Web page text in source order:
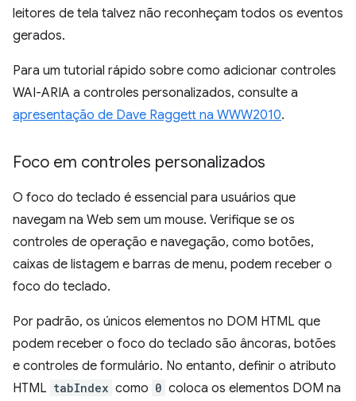
leitores de tela talvez não reconheçam todos os eventos
gerados.
Para um tutorial rápido sobre como adicionar controles
WAI-ARIA a controles personalizados, consulte a
apresentação de Dave Raggett na WWW2010.
Foco em controles personalizados
O foco do teclado é essencial para usuários que
navegam na Web sem um mouse. Verifique se os
controles de operação e navegação, como botões,
caixas de listagem e barras de menu, podem receber o
foco do teclado.
Por padrão, os únicos elementos no DOM HTML que
podem receber o foco do teclado são âncoras, botões
e controles de formulário. No entanto, definir o atributo
HTML tabIndex como 0 coloca os elementos DOM na